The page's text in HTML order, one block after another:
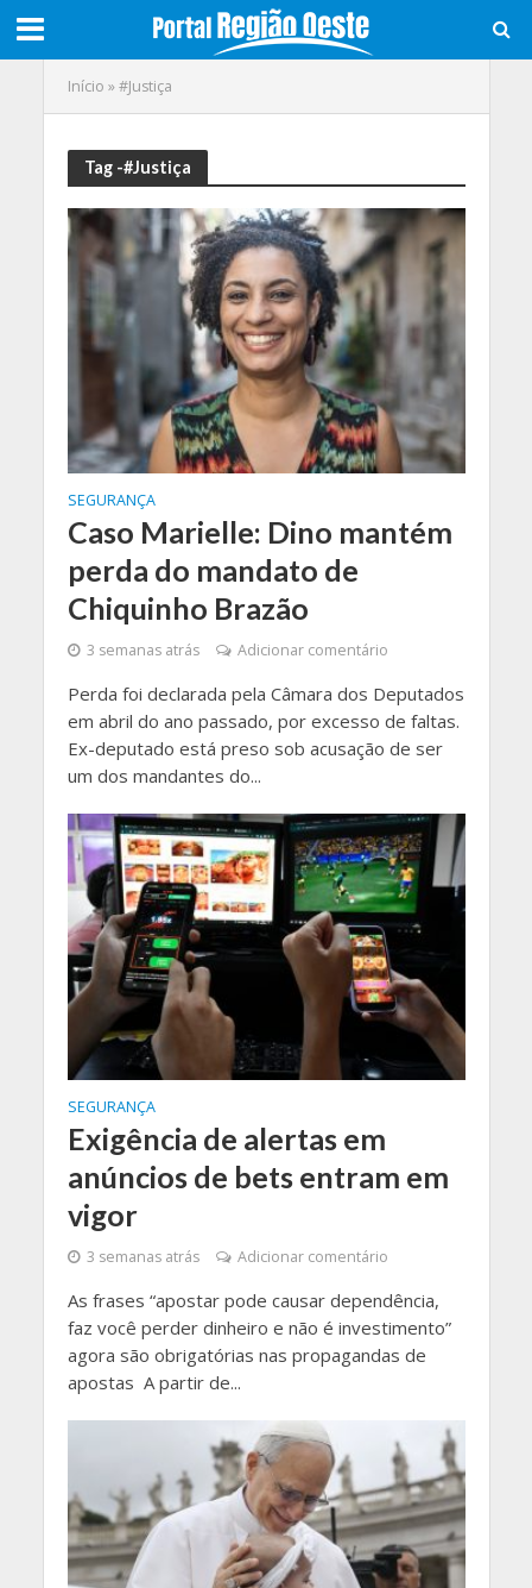
Início »#Justiça
Tag -#Justiça
SEGURANÇA
Caso Marielle: Dino mantém
perda do mandato de
Chiquinho Brazão
3 semanas atrás Adicionar comentário
Perda foi declarada pela Câmara dos Deputados
em abril do ano passado, por excesso de faltas.
Ex-deputado está preso sob acusação de ser
um dos mandantes do...
SEGURANÇA
Exigência de alertas em
anúncios de bets entram em
vigor
3 semanas atrás Adicionar comentário
As frases “apostar pode causar dependência,
faz você perder dinheiro e não é investimento”
agora são obrigatórias nas propagandas de
apostas A partir de...